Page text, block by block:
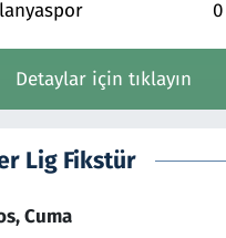
0
Detaylar için tıklayın
Lig Fikstür
Cuma